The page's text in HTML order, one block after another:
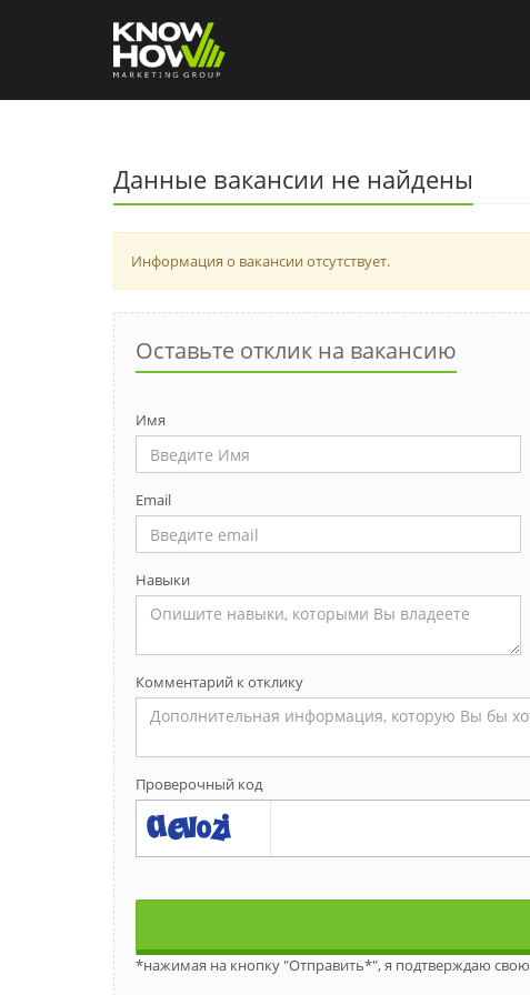
Данные вакансии не найдены
Информация о вакансии отсутствует.
Оставьте отклик на вакансию
Имя
Email
Навыки
Комментарий к отклику
Проверочный код
*нажимая на кнопку "Отправить*", я подтверждаю свою